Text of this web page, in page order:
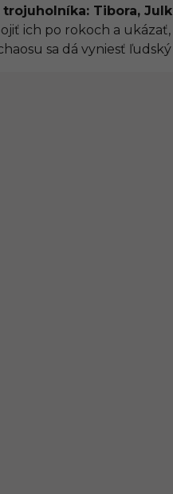
Tibora,
ich po rokoch a ukázať,
sa dá vyniesť